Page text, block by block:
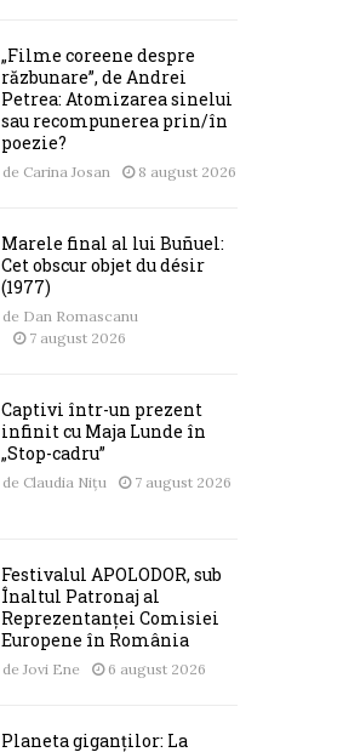
„Filme coreene despre
răzbunare”, de Andrei
Petrea: Atomizarea sinelui
sau recompunerea prin/în
poezie?
de Carina Josan 8 august 2026
Marele final al lui Buñuel:
Cet obscur objet du désir
(1977)
de Dan Romascanu
7 august 2026
Captivi într-un prezent
infinit cu Maja Lunde în
„Stop-cadru”
de Claudia Nițu 7 august 2026
Festivalul APOLODOR, sub
Înaltul Patronaj al
Reprezentanței Comisiei
Europene în România
de Jovi Ene 6 august 2026
Planeta giganților: La